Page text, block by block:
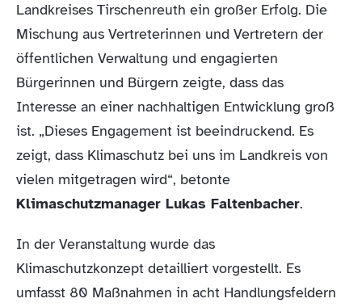
Landkreises Tirschenreuth ein großer Erfolg. Die
Mischung aus Vertreterinnen und Vertretern der
öffentlichen Verwaltung und engagierten
Bürgerinnen und Bürgern zeigte, dass das
Interesse an einer nachhaltigen Entwicklung groß
ist. „Dieses Engagement ist beeindruckend. Es
zeigt, dass Klimaschutz bei uns im Landkreis von
vielen mitgetragen wird“, betonte
Klimaschutzmanager Lukas Faltenbacher.
In der Veranstaltung wurde das
Klimaschutzkonzept detailliert vorgestellt. Es
umfasst 80 Maßnahmen in acht Handlungsfeldern